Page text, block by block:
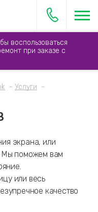
воспользоваться
при заказе с
Услуги
экрана, или
Мы поможем вам
или весь
качество